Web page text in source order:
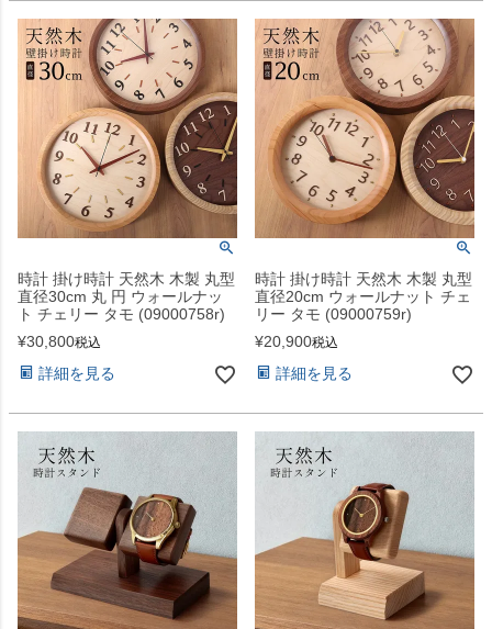
時計 掛け時計 天然木 木製 丸型
直径30cm 丸 円 ウォールナッ
ト チェリー タモ (09000758r)
¥30,800税込
詳細を見る
時計 掛け時計 天然木 木製 丸型
直径20cm ウォールナット チェ
リー タモ (09000759r)
¥20,900税込
詳細を見る